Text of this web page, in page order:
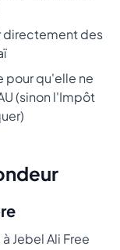
directement des
pour qu'elle ne
(sinon l'Impôt
Jebel Ali Free